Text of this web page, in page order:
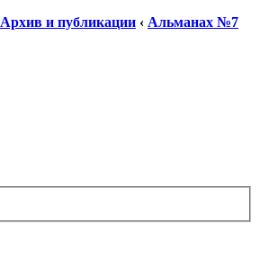
Архив и публикации ‹ Альманах №7